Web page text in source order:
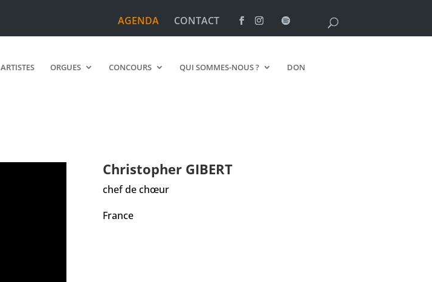
AGENDA CONTACT
ARTISTES ORGUES CONCOURS QUI SOMMES-NOUS ? DON
Christopher GIBERT
chef de chœur
France